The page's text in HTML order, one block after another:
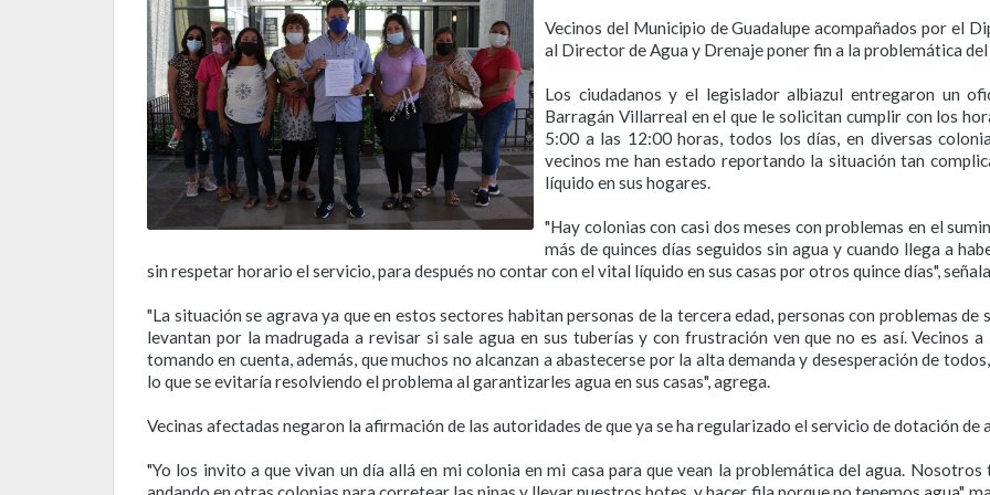
Vecinos del Municipio de Guadalupe acompañados por el
al Director de Agua y Drenaje poner fin a la problemática
Los ciudadanos y el legislador albiazul entregaron un
Barragán Villarreal en el que le solicitan cumplir con los
5:00 a las 12:00 horas, todos los días, en diversas
vecinos me han estado reportando la situación tan
líquido en sus hogares.
"Hay colonias con casi dos meses con problemas en el
más de quinces días seguidos sin agua y cuando llega a
sin respetar horario el servicio, para después no contar con el vital líquido en sus casas por otros quince días",
"La situación se agrava ya que en estos sectores habitan personas de la tercera edad, personas con problemas de
levantan por la madrugada a revisar si sale agua en sus tuberías y con frustración ven que no es así. Vecinos
tomando en cuenta, además, que muchos no alcanzan a abastecerse por la alta demanda y desesperación de
lo que se evitaría resolviendo el problema al garantizarles agua en sus casas", agrega.
Vecinas afectadas negaron la afirmación de las autoridades de que ya se ha regularizado el servicio de dotación de
"Yo los invito a que vivan un día allá en mi colonia en mi casa para que vean la problemática del agua.